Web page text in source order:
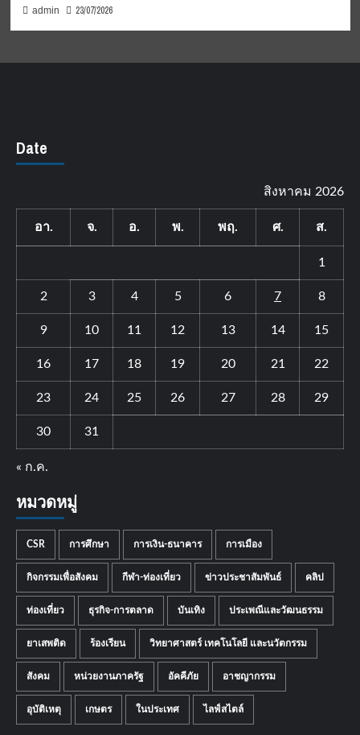
admin 23/07/2026
Date
สิงหาคม 2026
อา. จ. อ. พ. พฤ. ศ. ส.
1
2 3 4 5 6 7 8
9 10 11 12 13 14 15
16 17 18 19 20 21 22
23 24 25 26 27 28 29
30 31
« ก.ค.
หมวดหมู่
CSR การศึกษา การเงิน-ธนาคาร การเมือง
กิจกรรมเพื่อสังคม กีฬา-ท่องเที่ยว ข่าวประชาสัมพันธ์ คลิป
ท่องเที่ยว ธุรกิจ-การตลาด บันเทิง ประเพณีและวัฒนธรรม
ยาเสพติด ร้องเรียน วิทยาศาสตร์ เทคโนโลยี และนวัตกรรม
สังคม หน่วยงานภาครัฐ อัคคีภัย อาชญากรรม
อุบัติเหตุ เกษตร ในประเทศ ไลฟ์สไตล์